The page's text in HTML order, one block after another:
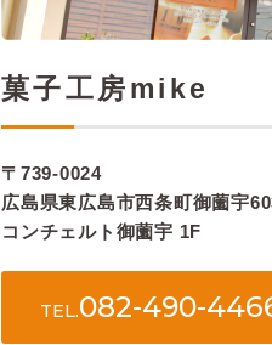
菓子工房mike
〒739-0024
広島県東広島市西条町御薗宇
コンチェルト御薗宇 1F
TEL.082-490-